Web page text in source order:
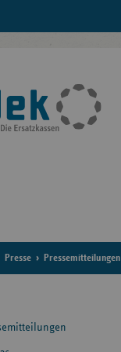
Presse Pressemitteilungen